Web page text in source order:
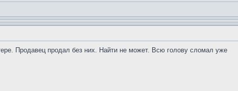
Продавец продал без них. Найти не может. Всю голову сломал уже